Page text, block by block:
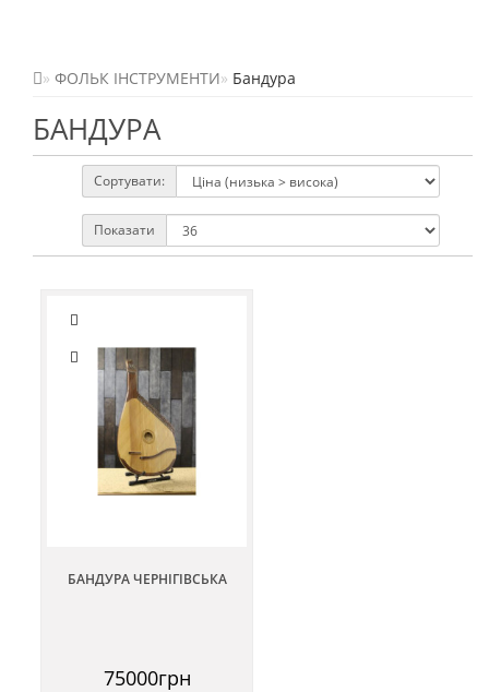
ФОЛЬК ІНСТРУМЕНТИ Бандура
БАНДУРА
Сортувати:
Показати
БАНДУРА ЧЕРНІГІВСЬКА
75000грн